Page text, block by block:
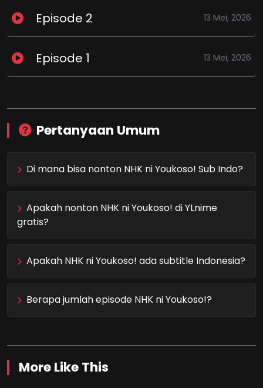
Episode 2 13 Mei, 2026
Episode 1 13 Mei, 2026
Pertanyaan Umum
Di mana bisa nonton NHK ni Youkoso! Sub Indo?
Apakah nonton NHK ni Youkoso! di YLnime
gratis?
Apakah NHK ni Youkoso! ada subtitle Indonesia?
Berapa jumlah episode NHK ni Youkoso!?
More Like This